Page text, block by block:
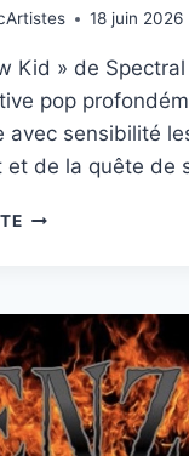
18 juin 2026
Kid » de
pop
avec sensibilité
et de la quête de
«
»
:
SPECTRAL
TWIST
LIVRE
UN